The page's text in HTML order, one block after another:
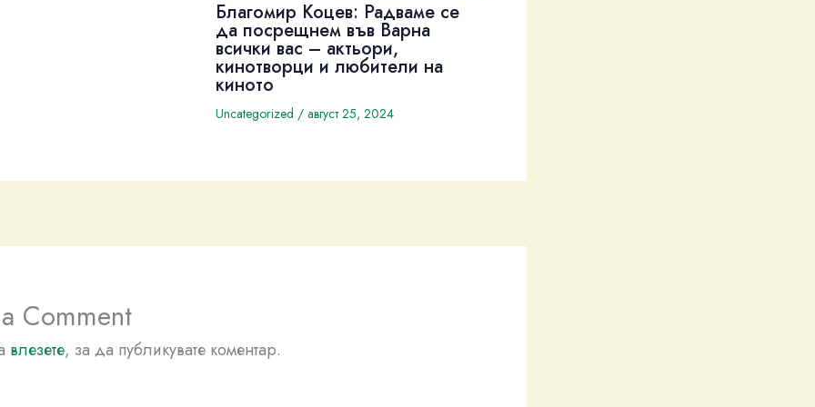
Благомир Коцев: Радваме се
да посрещнем във Варна
всички вас – актьори,
кинотворци и любители на
киното
Uncategorized / август 25, 2024
Comment
влезете, за да публикувате коментар.